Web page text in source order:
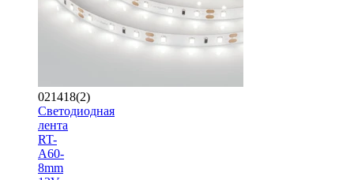
021418(2)
Светодиодная
лента
RT-
A60-
8mm